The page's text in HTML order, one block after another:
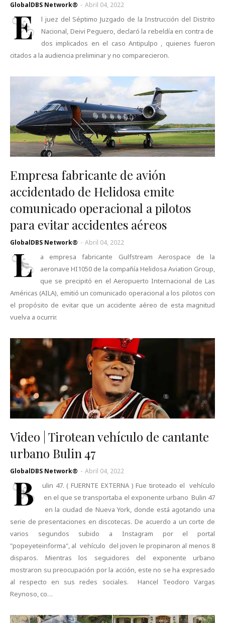
GlobalDBS Network® - Abril 04, 2022
E
l juez del Séptimo Juzgado de la Instrucción del Distrito
Nacional, Deivi Peguero, declaró la rebeldía en contra de
dos implicados en el caso Antipulpo , quienes fueron
citados a la audiencia preliminar y no comparecieron.
Empresa fabricante de avión
accidentado de Helidosa emite
comunicado operacional a pilotos
para evitar accidentes aéreos
GlobalDBS Network® - Abril 04, 2022
L
a empresa fabricante Gulfstream Aerospace de la
aeronave HI1050 de la compañía Helidosa Aviation Group,
que se precipitó en el Aeropuerto Internacional de Las
Américas (AILA), emitió un comunicado operacional a los pilotos con
el propósito de evitar que un accidente aéreo de esta magnitud
vuelva a ocurrir.
Video | Tirotean vehículo de cantante
urbano Bulin 47
GlobalDBS Network® - Abril 04, 2022
B
ulin 47. ( FUERNTE EXTERNA ) Fue tiroteado el vehículo
en el que se transportaba el exponente urbano Bulin 47
en la ciudad de Nueva York, donde está agotando una
serie de presentaciones en discotecas. De acuerdo a un corte de
varios segundos subido a Instagram por el portal
"popeyeteinforma", al vehículo del joven le propinaron al menos 8
disparos. Mientras los seguidores del exponente urbano
mostraron su preocupación por la acción, este no se ha expresado
al respecto en sus redes sociales. Hancel Teodoro Vargas
Reynoso, co…